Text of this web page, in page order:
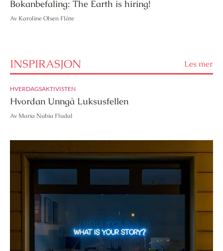
Bokanbefaling: The Earth is hiring!
Av Karoline Olsen Flåte
INSPIRASJON Les mer
HVERDAGSAKTIVISTEN
Hvordan Unngå Luksusfellen
Av Maria Nubia Fludal